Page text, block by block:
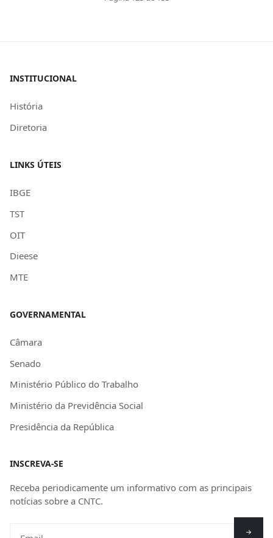
INSTITUCIONAL
História
Diretoria
LINKS ÚTEIS
IBGE
TST
OIT
Dieese
MTE
GOVERNAMENTAL
Câmara
Senado
Ministério Público do Trabalho
Ministério da Previdência Social
Presidência da República
INSCREVA-SE
Receba periodicamente um informativo com as principais
notícias sobre a CNTC.